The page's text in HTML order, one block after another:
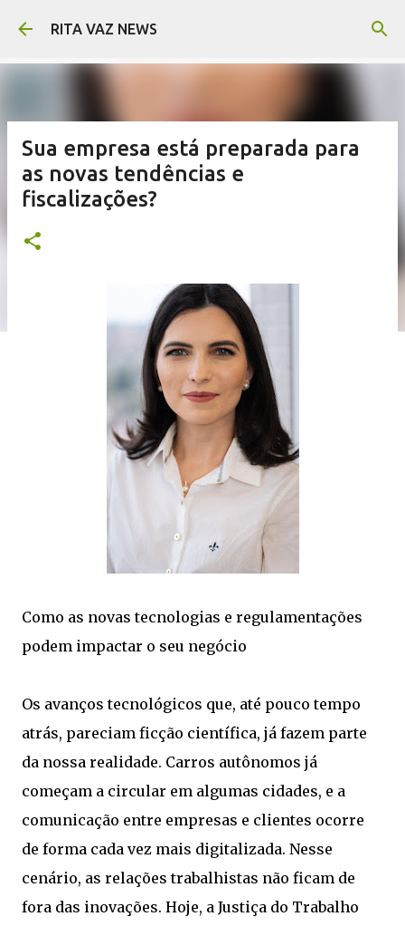
Pular para o conteúdo principal
RITA VAZ NEWS
Sua empresa está preparada para
as novas tendências e
fiscalizações?
Como as novas tecnologias e regulamentações
podem impactar o seu negócio
Os avanços tecnológicos que, até pouco tempo
atrás, pareciam ficção científica, já fazem parte
da nossa realidade. Carros autônomos já
começam a circular em algumas cidades, e a
comunicação entre empresas e clientes ocorre
de forma cada vez mais digitalizada. Nesse
cenário, as relações trabalhistas não ficam de
fora das inovações. Hoje, a Justiça do Trabalho